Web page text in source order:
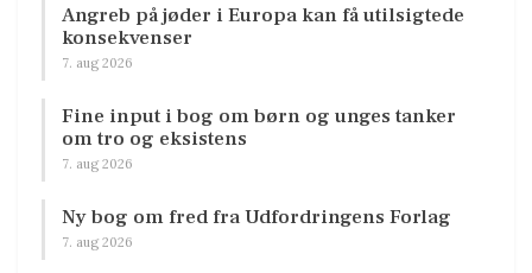
Angreb på jøder i Europa kan få utilsigtede
konsekvenser
7. aug 2026
Fine input i bog om børn og unges tanker
om tro og eksistens
7. aug 2026
Ny bog om fred fra Udfordringens Forlag
7. aug 2026